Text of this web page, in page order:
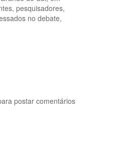
pesquisadores,
no debate,
postar comentários